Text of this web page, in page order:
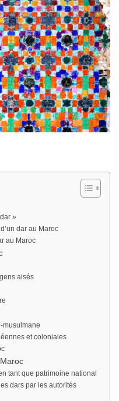
»
dar au Maroc
au Maroc
aisés
musulmane
et coloniales
tant que patrimoine national
dars par les autorités